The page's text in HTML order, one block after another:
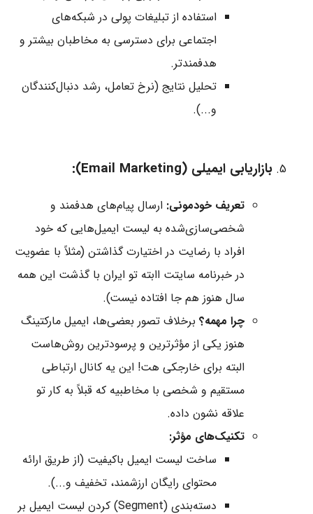
استفاده از تبلیغات پولی در شبکه‌های
اجتماعی برای دسترسی به مخاطبان بیشتر و
هدفمندتر.
تحلیل نتایج (نرخ تعامل، رشد دنبال‌کنندگان
و...).
بازاریابی ایمیلی (Email Marketing):
تعریف خودمونی: ارسال پیام‌های هدفمند و
شخصی‌سازی‌شده به لیست ایمیل‌هایی که خود
افراد با رضایت در اختیارت گذاشتن (مثلاً با عضویت
در خبرنامه سایتت اابته تو ایران با گذشت این همه
سال هنوز هم جا افتاده نیست).
چرا مهمه؟برخلاف تصور بعضی‌ها، ایمیل مارکتینگ
هنوز یکی از مؤثرترین و پرسودترین روش‌هاست
البته برای خارجکی هت! این یه کانال ارتباطی
مستقیم و شخصی با مخاطبیه که قبلاً به کار تو
علاقه نشون داده.
تکنیک‌های مؤثر:
ساخت لیست ایمیل باکیفیت (از طریق ارائه
محتوای رایگان ارزشمند، تخفیف و...).
دسته‌بندی (Segment) کردن لیست ایمیل بر